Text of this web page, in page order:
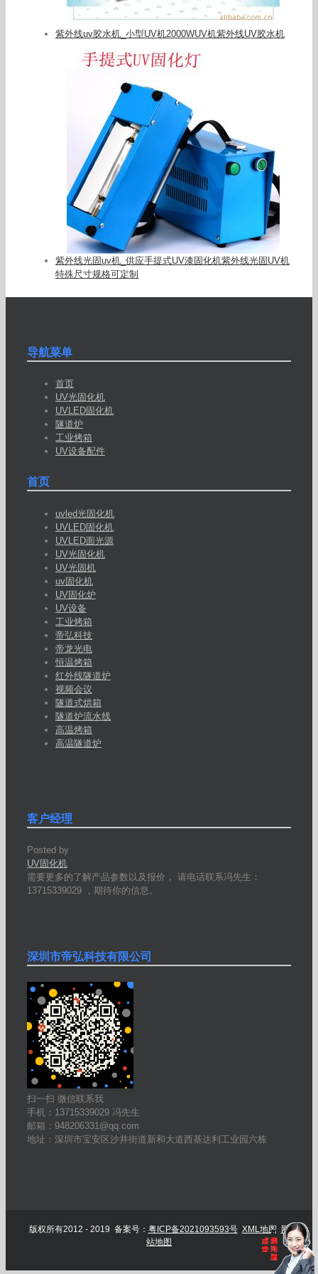
紫外线uv胶水机_小型UV机2000WUV机紫外线UV胶水机
紫外线光固uv机_供应手提式UV漆固化机紫外线光固UV机
特殊尺寸规格可定制
导航菜单
首页
UV光固化机
UVLED固化机
隧道炉
工业烤箱
UV设备配件
首页
uvled光固化机
UVLED固化机
UVLED面光源
UV光固化机
UV光固机
uv固化机
UV固化炉
UV设备
工业烤箱
帝弘科技
帝龙光电
恒温烤箱
红外线隧道炉
视频会议
隧道式烘箱
隧道炉流水线
高温烤箱
高温隧道炉
客户经理
Posted by
UV固化机
需要更多的了解产品参数以及报价， 请电话联系冯先生：
13715339029 ，期待你的信息。
深圳市帝弘科技有限公司
扫一扫 微信联系我
手机：13715339029 冯先生
邮箱：948206331@qq.com
地址：深圳市宝安区沙井街道新和大道西基达利工业园六栋
版权所有2012 - 2019 备案号： 粤ICP备2021093593号 XML地图 网
站地图